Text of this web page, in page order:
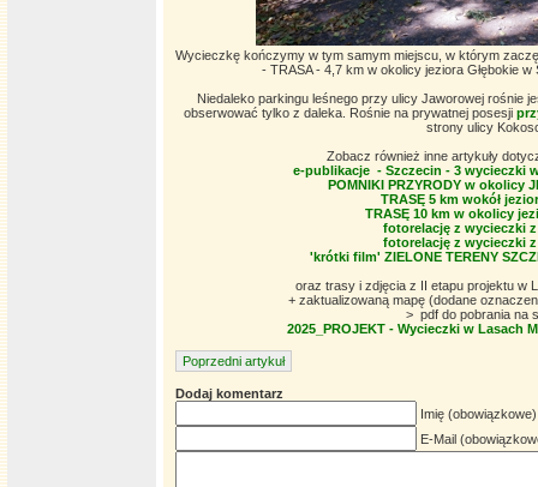
Wycieczkę kończymy w tym samym miejscu, w którym
- TRASA - 4,7 km w okolicy jeziora Głębokie
Niedaleko parkingu leśnego przy ulicy Jaworowej rośnie
obserwować tylko z daleka. Rośnie na prywatnej posesji
strony ulicy
Zobacz również inne artykuły
e-publikacje - Szczecin - 3 wycieczki
POMNIKI PRZYRODY w okolicy
TRASĘ 5 km wokół
TRASĘ 10 km w okolicy
fotorelację z wycieczki z
fotorelację z wycieczki z
'krótki film' ZIELONE TERENY
oraz trasy i zdjęcia z II etapu projektu w
+ zaktualizowaną mapę (dodane
> pdf do pobrania
2025_PROJEKT - Wycieczki w Lasach
Poprzedni artykuł
Dodaj komentarz
Imię (obowiązkowe)
E-Mail